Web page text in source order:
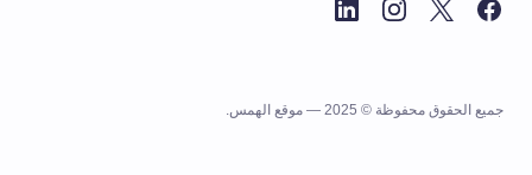
جميع الحقوق محفوظة © 2025 — موقع الهمس.